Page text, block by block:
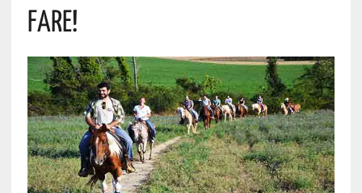
FARE!